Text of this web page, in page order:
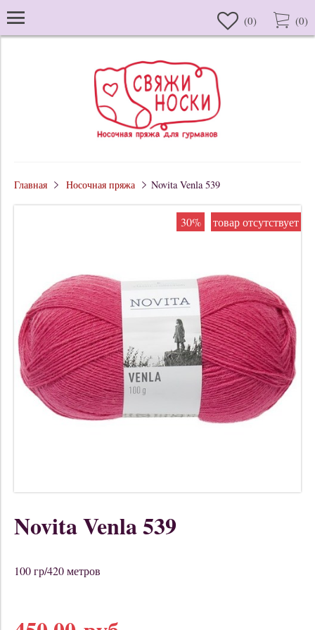
(0) (0)
Главная Носочная пряжа Novita Venla 539
30% товар отсутствует
Novita Venla 539
100 гр/420 метров